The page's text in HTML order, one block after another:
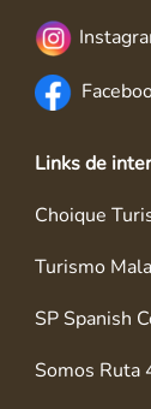
Links de
Choique
Turismo
SP Spanish
Somos Ruta